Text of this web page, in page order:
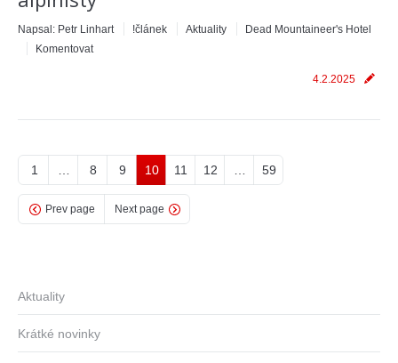
Napsal: Petr Linhart !článek Aktuality
Dead Mountaineer's Hotel
Komentovat
4.2.2025
1 8 9 10 11 12 59
Prev page Next page
Aktuality
Krátké novinky